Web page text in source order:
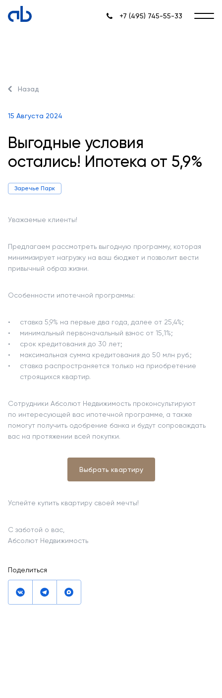
+7 (495) 745-55-33
Назад
15 Августа 2024
Выгодные условия
остались! Ипотека от 5,9%
Заречье Парк
Уважаемые клиенты!
Предлагаем рассмотреть выгодную программу, которая
минимизирует нагрузку на ваш бюджет и позволит вести
привычный образ жизни.
Особенности ипотечной программы:
ставка 5,9% на первые два года, далее от 25,4%;
минимальный первоначальный взнос от 15,1%;
срок кредитования до 30 лет;
максимальная сумма кредитования до 50 млн руб.;
ставка распространяется только на приобретение
строящихся квартир.
Сотрудники Абсолют Недвижимость проконсультируют
по интересующей вас ипотечной программе, а также
помогут получить одобрение банка и будут сопровождать
вас на протяжении всей покупки.
Выбрать квартиру
Успейте купить квартиру своей мечты!
С заботой о вас,
Абсолют Недвижимость
Поделиться